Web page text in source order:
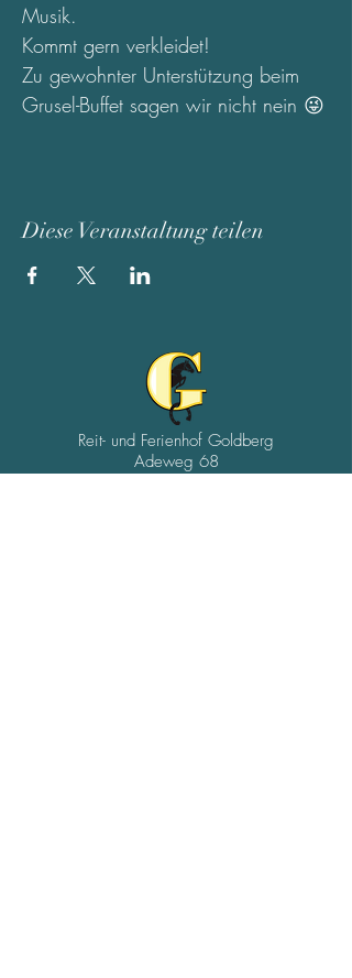
Musik.
Kommt gern verkleidet!
Zu gewohnter Unterstützung beim
Grusel-Buffet sagen wir nicht nein 😜
Diese Veranstaltung teilen
Reit- und Ferienhof Goldberg
Adeweg 68